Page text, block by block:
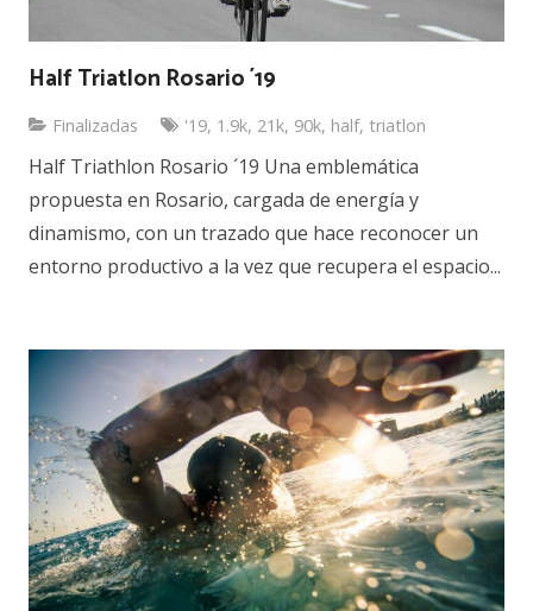
Half Triatlon Rosario ´19
Finalizadas '19, 1.9k, 21k, 90k, half, triatlon
Half Triathlon Rosario ´19 Una emblemática
propuesta en Rosario, cargada de energía y
dinamismo, con un trazado que hace reconocer un
entorno productivo a la vez que recupera el espacio...